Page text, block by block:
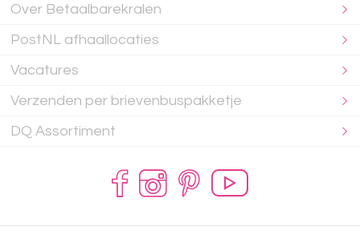
Over Betaalbarekralen
PostNL afhaallocaties
Vacatures
Verzenden per brievenbuspakketje
DQ Assortiment